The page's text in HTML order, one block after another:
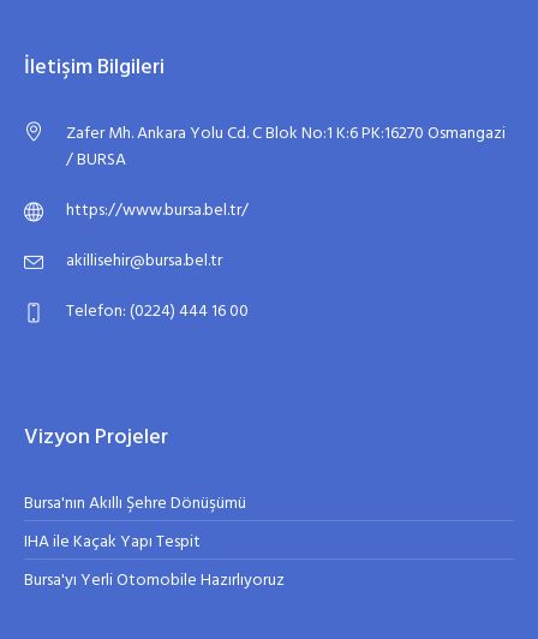
İletişim Bilgileri
Zafer Mh. Ankara Yolu Cd. C Blok No:1 K:6 PK:16270 Osmangazi
/ BURSA
https://www.bursa.bel.tr/
akillisehir@bursa.bel.tr
Telefon: (0224) 444 16 00
Vizyon Projeler
Bursa'nın Akıllı Şehre Dönüşümü
IHA ile Kaçak Yapı Tespit
Bursa'yı Yerli Otomobile Hazırlıyoruz